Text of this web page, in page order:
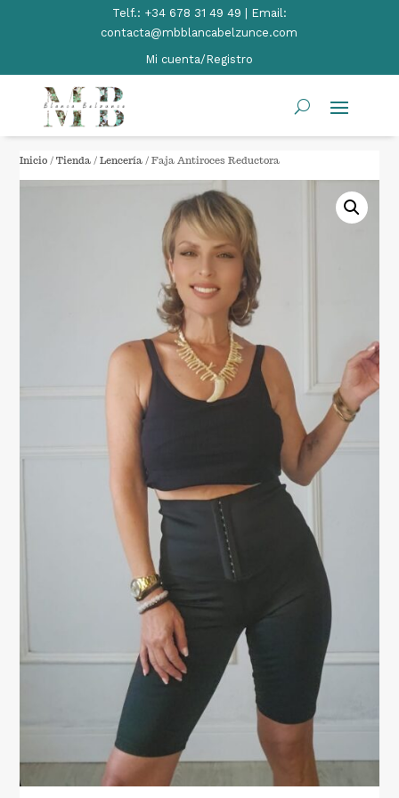
Telf.: +34 678 31 49 49 | Email:
contacta@mbblancabelzunce.com
Mi cuenta/Registro
Inicio /Tienda /Lencería / Faja Antiroces Reductora